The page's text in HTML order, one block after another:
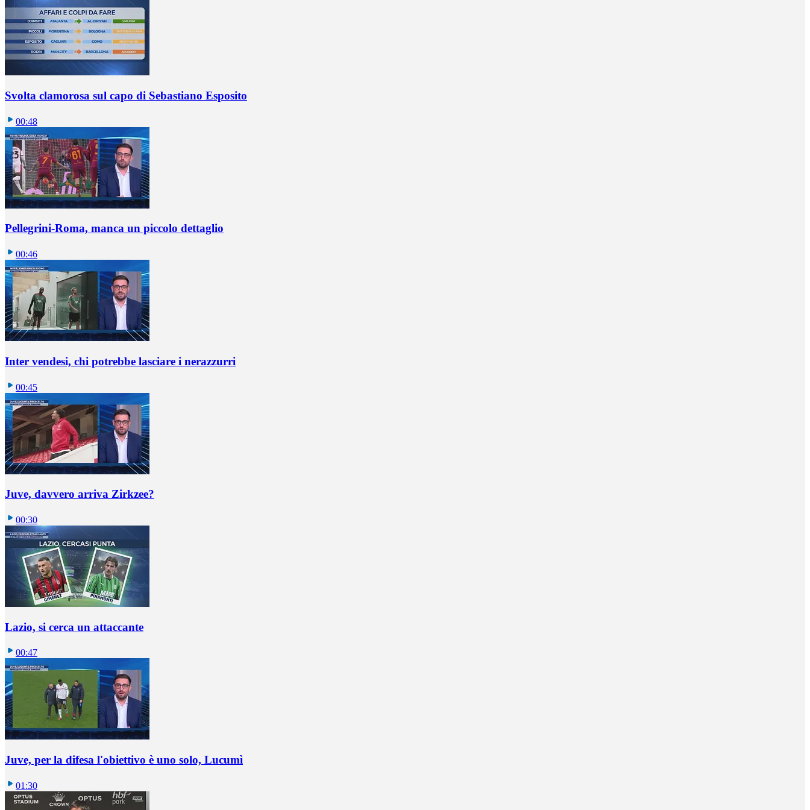
Svolta clamorosa sul capo di Sebastiano Esposito
00:48
Pellegrini-Roma, manca un piccolo dettaglio
00:46
Inter vendesi, chi potrebbe lasciare i nerazzurri
00:45
Juve, davvero arriva Zirkzee?
00:30
Lazio, si cerca un attaccante
00:47
Juve, per la difesa l'obiettivo è uno solo, Lucumì
01:30